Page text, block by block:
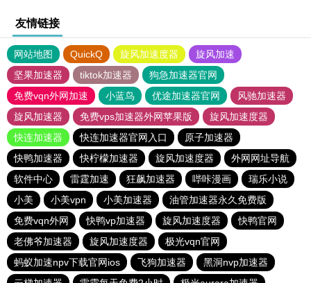
友情链接
网站地图 QuickQ 旋风加速度器
旋风加速
坚果加速器
tiktok加速器
狗急加速器官网
免费vqn外网加速
小蓝鸟 优途加速器官网
风驰加速器
旋风加速器
免费vps加速器外网苹果版
旋风加速度器
快连加速器
快连加速器官网入口
原子加速器
快鸭加速器
快柠檬加速器 旋风加速度器
外网网址导航
软件中心
雷霆加速 狂飙加速器 哔咔漫画
瑞乐小说
小美
小美vpn 小美加速器
油管加速器永久免费版
免费vqn外网
快鸭vp加速器 旋风加速度器
快鸭官网
老佛爷加速器
旋风加速度器
极光vqn官网
蚂蚁加速npv下载官网ios
飞狗加速器
黑洞nvp加速器